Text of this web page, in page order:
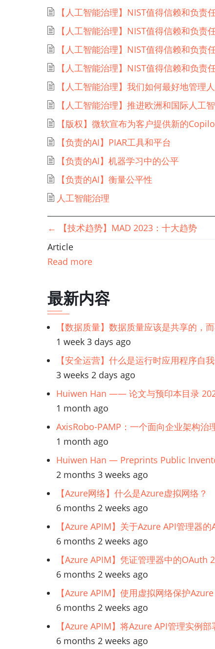
【人工智能治理】NIST值得信赖和负责
【人工智能治理】NIST值得信赖和负
【人工智能治理】NIST值得信赖和负
【人工智能治理】NIST值得信赖和负责
【人工智能治理】我们如何最好地管理
【人工智能治理】推进欧洲和国际人工
【版权】微软宣布为客户提供新的
【负责的AI】PIAR工具和平台
【负责的AI】机器学习中的公平
【负责的AI】衡量公平性
人工智能治理
书
籍
历
链
接：
人
工
智
能
治
理
← 【技术趋势】MAD 2023：十大趋势
Article
Read more
最新内容
【数据质量】数据质量应该是共享的，
1 week 3 days ago
【安全运营】什么是运行时应用程序自
3 weeks 2 days ago
Huiwen Han —— 论文与预印本目录
1 month ago
AxisRobo-PAMP：一个面向企业架构治
1 month ago
Huiwen Han — Preprints Public
2 months 3 weeks ago
【Azure网络】什么是Azure虚拟网络？
6 months 2 weeks ago
【Azure APIM】关于Azure API管理器
6 months 2 weeks ago
【Azure APIM】凭证管理器中的OAuth
6 months 2 weeks ago
【Azure APIM】使用虚拟网络保护
6 months 2 weeks ago
【Azure APIM】将Azure API管理实例
6 months 2 weeks ago